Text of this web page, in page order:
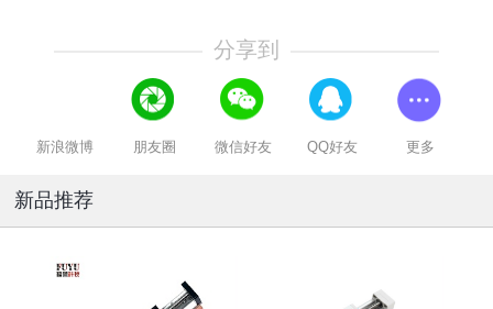
分享到
新浪微博 朋友圈 微信好友 QQ好友 更多
新品推荐